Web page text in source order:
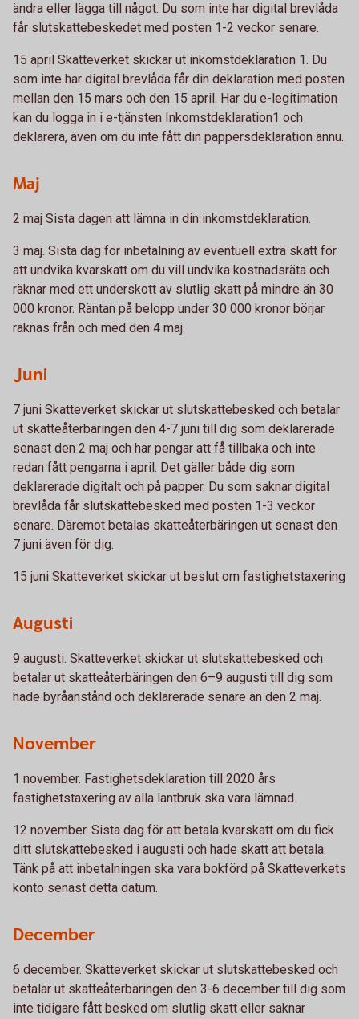
ändra eller lägga till något. Du som inte har digital brevlåda
får slutskattebeskedet med posten 1-2 veckor senare.
15 april Skatteverket skickar ut inkomstdeklaration 1. Du
som inte har digital brevlåda får din deklaration med posten
mellan den 15 mars och den 15 april. Har du e-legitimation
kan du logga in i e-tjänsten Inkomstdeklaration1 och
deklarera, även om du inte fått din pappersdeklaration ännu.
Maj
2 maj Sista dagen att lämna in din inkomstdeklaration.
3 maj. Sista dag för inbetalning av eventuell extra skatt för
att undvika kvarskatt om du vill undvika kostnadsräta och
räknar med ett underskott av slutlig skatt på mindre än 30
000 kronor. Räntan på belopp under 30 000 kronor börjar
räknas från och med den 4 maj.
Juni
7 juni Skatteverket skickar ut slutskattebesked och betalar
ut skatteåterbäringen den 4-7 juni till dig som deklarerade
senast den 2 maj och har pengar att få tillbaka och inte
redan fått pengarna i april. Det gäller både dig som
deklarerade digitalt och på papper. Du som saknar digital
brevlåda får slutskattebesked med posten 1-3 veckor
senare. Däremot betalas skatteåterbäringen ut senast den
7 juni även för dig.
15 juni Skatteverket skickar ut beslut om fastighetstaxering
Augusti
9 augusti. Skatteverket skickar ut slutskattebesked och
betalar ut skatteåterbäringen den 6–9 augusti till dig som
hade byråanstånd och deklarerade senare än den 2 maj.
November
1 november. Fastighetsdeklaration till 2020 års
fastighetstaxering av alla lantbruk ska vara lämnad.
12 november. Sista dag för att betala kvarskatt om du fick
ditt slutskattebesked i augusti och hade skatt att betala.
Tänk på att inbetalningen ska vara bokförd på Skatteverkets
konto senast detta datum.
December
6 december. Skatteverket skickar ut slutskattebesked och
betalar ut skatteåterbäringen den 3-6 december till dig som
inte tidigare fått besked om slutlig skatt eller saknar